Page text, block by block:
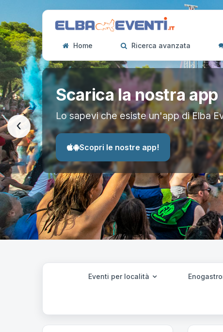
Home Ricerca avanzata
Scarica la nostra app
Lo sapevi che esiste un'app di Elba
Scopri le nostre app!
‹
Eventi per località